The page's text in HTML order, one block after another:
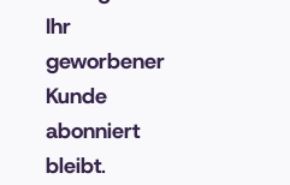
Ihr
geworbener
Kunde
abonniert
bleibt.